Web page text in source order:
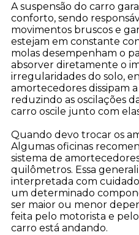
A suspensão do carro
conforto, sendo
movimentos bruscos e
estejam em constante
molas desempenham o
absorver diretamente o
irregularidades do solo,
amortecedores dissipam
reduzindo as oscilações
carro oscile junto com
Quando devo trocar os
Algumas oficinas
sistema de
quilômetros. Essa
interpretada com
um determinado
ser maior ou menor
feita pelo motorista e
carro está andando.